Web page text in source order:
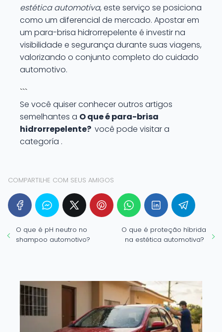
estética automotiva, este serviço se posiciona
como um diferencial de mercado. Apostar em
um para-brisa hidrorrepelente é investir na
visibilidade e segurança durante suas viagens,
valorizando o conjunto completo do cuidado
automotivo.
```
Se você quiser conhecer outros artigos
semelhantes a O que é para-brisa
hidrorrepelente? você pode visitar a
categoría .
COMPARTILHE COM SEUS AMIGOS
O que é pH neutro no
shampoo automotivo?
O que é proteção híbrida
na estética automotiva?